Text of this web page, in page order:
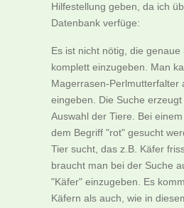
Hilfestellung geben, da ich
Datenbank verfüge:
Es ist nicht nötig, die
komplett einzugeben. Man
Magerrasen-Perlmutterfalter
eingeben. Die Suche
Auswahl der Tiere. Bei
dem Begriff "rot" gesucht
Tier sucht, das z.B. Käfer
braucht man bei der Suche
"Käfer" einzugeben. Es
Käfern als auch, wie in